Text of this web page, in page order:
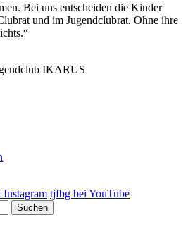
Bei uns entscheiden die Kinder
und im Jugendclubrat. Ohne ihre
IKARUS
tjfbg bei YouTube
Suchen